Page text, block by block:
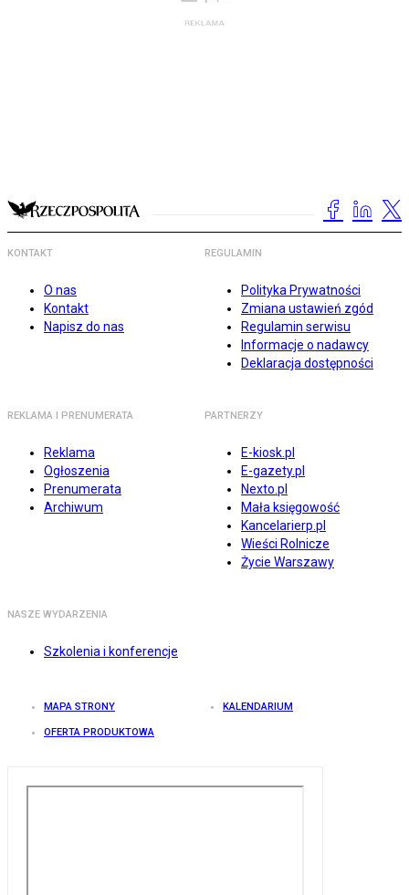
KONTAKT
O nas
Kontakt
Napisz do nas
REGULAMIN
Polityka Prywatności
Zmiana ustawień zgód
Regulamin serwisu
Informacje o nadawcy
Deklaracja dostępności
REKLAMA I PRENUMERATA
Reklama
Ogłoszenia
Prenumerata
Archiwum
PARTNERZY
E-kiosk.pl
E-gazety.pl
Nexto.pl
Mała księgowość
Kancelarierp.pl
Wieści Rolnicze
Życie Warszawy
NASZE WYDARZENIA
Szkolenia i konferencje
MAPA STRONY KALENDARIUM
OFERTA PRODUKTOWA